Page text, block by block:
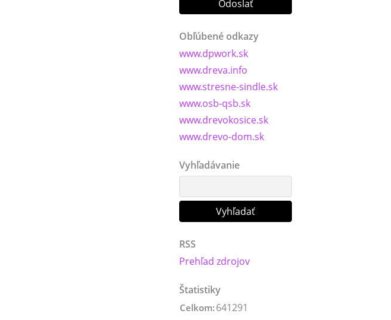
Obľúbené odkazy
www.dpwork.sk
www.dreva.info
www.stresne-sindle.sk
www.osb-qsb.sk
www.drevokosice.sk
www.drevo-dom.sk
Vyhľadávanie
RSS
Prehľad zdrojov
Štatistiky
Celkom: 641291